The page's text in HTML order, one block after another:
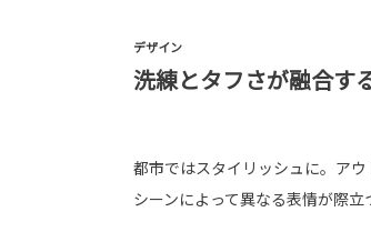
デザイン
洗練とタフさが融合す
都市ではスタイリッシュに。アウ
シーンによって異なる表情が際立